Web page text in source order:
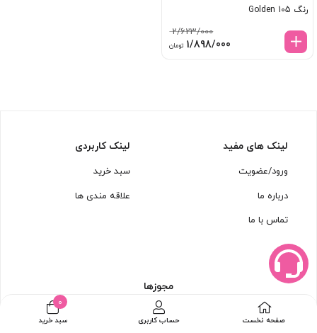
رنگ Golden 105
2/623/000
قیمت
1/898/000 تومانقیمت
صفحه نخست حساب کاربری
0
سبد خرید
لینک های مفید
ورود/عضویت
درباره ما
تماس با ما
لینک کاربردی
سبد خرید
علاقه مندی ها
مجوزها